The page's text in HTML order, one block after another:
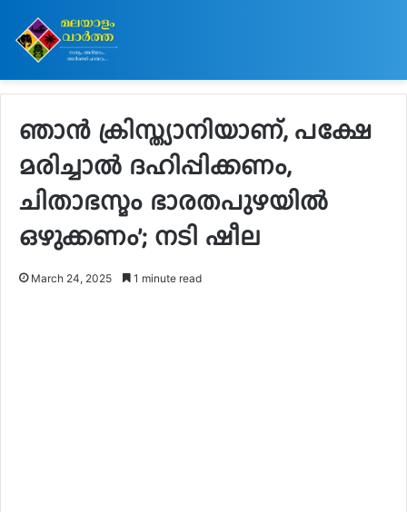
ഞാൻ ക്രിസ്ത്യാനിയാണ്, പക്ഷേ
മരിച്ചാൽ ദഹിപ്പിക്കണം,
ചിതാഭസ്മം ഭാരതപുഴയിൽ
ഒഴുക്കണം’; നടി ഷീല
March 24, 2025 1 minute read